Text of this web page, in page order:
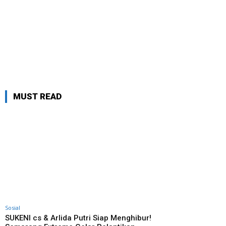
MUST READ
Sosial
SUKENI cs & Arlida Putri Siap Menghibur!